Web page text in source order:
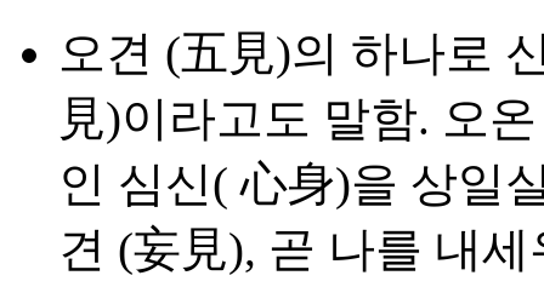
오견 (五見)의 하나로
見)이라고도 말함. 오
인 심신( 心身)을 상일
견 (妄見), 곧 나를 내